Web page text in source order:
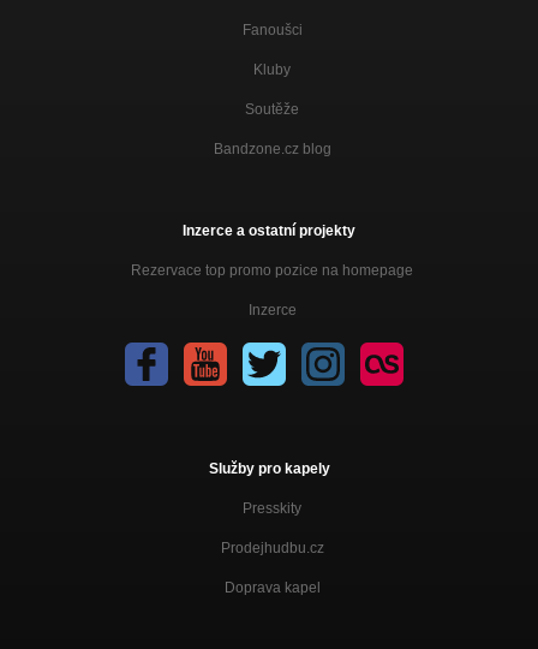
Fanoušci
Kluby
Soutěže
Bandzone.cz blog
Inzerce a ostatní projekty
Rezervace top promo pozice na homepage
Inzerce
Služby pro kapely
Presskity
Prodejhudbu.cz
Doprava kapel